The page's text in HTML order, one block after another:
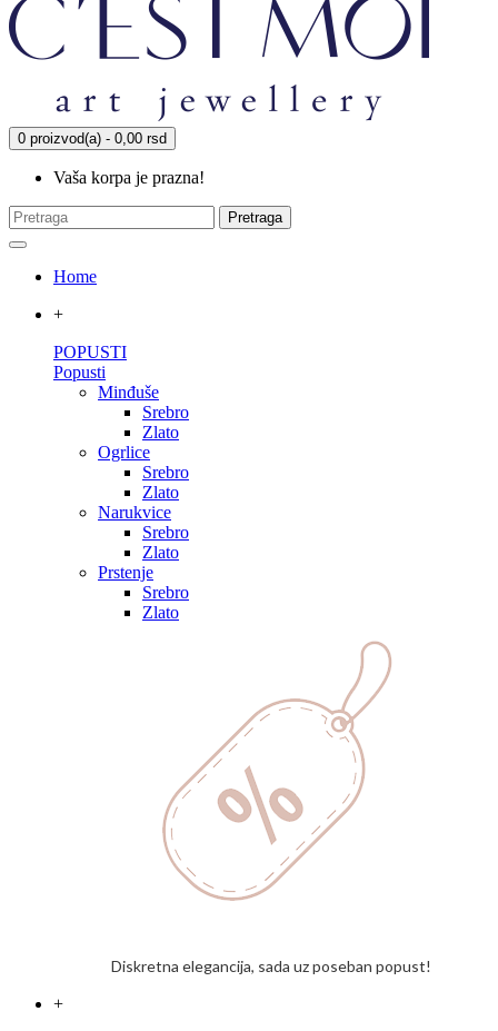
0 proizvod(a) - 0,00 rsd
Vaša korpa je prazna!
Pretraga
Home
+
POPUSTI
Popusti
Minđuše
Srebro
Zlato
Ogrlice
Srebro
Zlato
Narukvice
Srebro
Zlato
Prstenje
Srebro
Zlato
Diskretna elegancija, sada uz poseban popust!
+